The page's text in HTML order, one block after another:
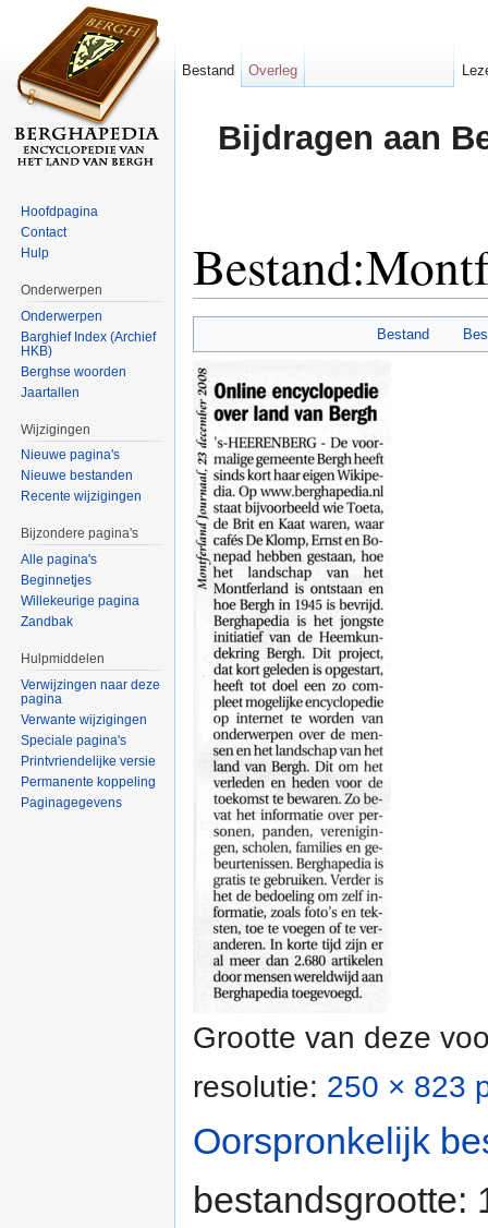
Bijdragen aan
Bestand
Grootte van deze
resolutie: 250 × 823
Oorspronkelijk
bestandsgrootte:
Bestand Overleg
Hoofdpagina
Contact
Hulp
Onderwerpen
Onderwerpen
Barghief Index (Archief
HKB)
Berghse woorden
Jaartallen
Wijzigingen
Nieuwe pagina's
Nieuwe bestanden
Recente wijzigingen
Bijzondere pagina's
Alle pagina's
Beginnetjes
Willekeurige pagina
Zandbak
Hulpmiddelen
Verwijzingen naar deze
pagina
Verwante wijzigingen
Speciale pagina's
Printvriendelijke versie
Permanente koppeling
Paginagegevens